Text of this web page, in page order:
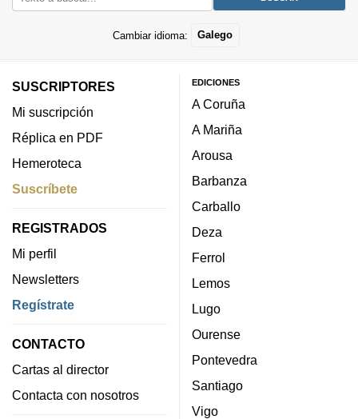
Cambiar idioma: Galego
SUSCRIPTORES
Mi suscripción
Réplica en PDF
Hemeroteca
Suscríbete
REGISTRADOS
Mi perfil
Newsletters
Regístrate
CONTACTO
Cartas al director
Contacta con nosotros
EDICIONES
A Coruña
A Mariña
Arousa
Barbanza
Carballo
Deza
Ferrol
Lemos
Lugo
Ourense
Pontevedra
Santiago
Vigo